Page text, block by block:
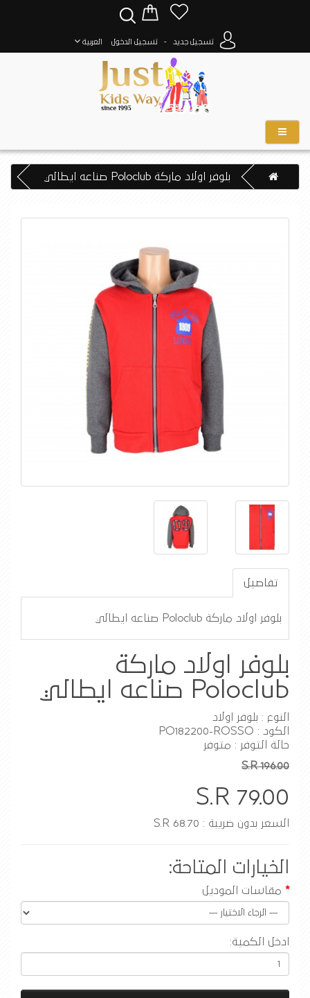
تسجيل جديد - تسجيل الدخول العربية
بلوفر اولاد ماركة Poloclub صناعه ايطالي
تفاصيل
بلوفر اولاد ماركة Poloclub صناعه ايطالي
بلوفر اولاد ماركة
Poloclub صناعه ايطالي
النوع : بلوفر اولاد
الكود : PO182200-ROSSO
حالة التوفر : متوفر
S.R 196.00
S.R 79.00
السعر بدون ضريبة : S.R 68.70
الخيارات المتاحة:
مقاسات الموديل
ادخل الكمية: